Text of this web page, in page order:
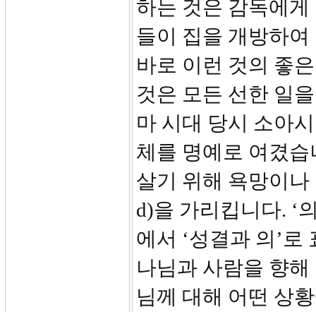
하는 것은 감독에
들이 집을 개방하
바로 이런 것의 좋
것은 모든 선한 일
마 시대 당시 소아
체를 명예로 여겼습
살기 위해 욕망이
d)을 가리킵니다. ‘
에서 ‘성결과 의’
나님과 사람을 향
님께 대해 어떤 상